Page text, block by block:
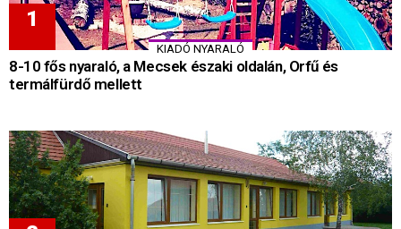
KIADÓ NYARALÓ
8-10 fős nyaraló, a Mecsek északi oldalán, Orfű és
termálfürdő mellett